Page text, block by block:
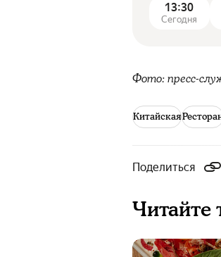
13:30
Сегодня
Фото: пресс-
Китайская
Поделиться
Читайте